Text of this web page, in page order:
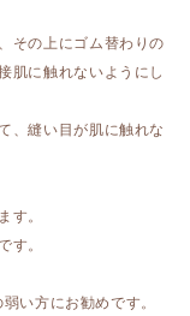
その上にゴム替わりの
肌に触れないようにし
、縫い目が肌に触れな
す。
す。
い方にお勧めです。